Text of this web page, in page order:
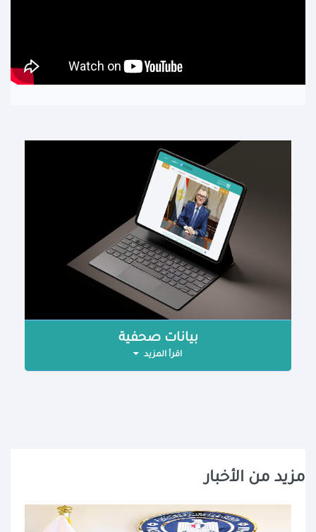
بيانات صحفية
اقرأ المزيد
مزيد من الأخبار